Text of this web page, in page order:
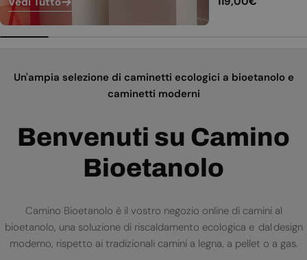
Un'ampia selezione di caminetti ecologici a bioetanolo e
caminetti moderni
Benvenuti su Camino
Bioetanolo
Camino Bioetanolo è il vostro negozio online di camini al
bioetanolo, una soluzione di riscaldamento ecologica e dal design
moderno, rispetto ai tradizionali camini a legna, a pellet o a gas.